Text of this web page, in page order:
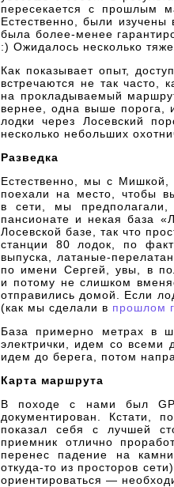
пересекается с прошлым
Естественно, были
была более-менее
:) Ожидалось несколько
Как показывает опыт,
встречаются не так часто,
на прокладываемый
вернее, одна выше порога,
лодки через Лосевский
несколько небольших
Разведка
Естественно, мы с Мишкой,
поехали на место, чтобы
в сети, мы
пансионате и некая база
Лосевской базе, так что
станции 80 лодок, по
выпуска, латаные-
по имени Сергей, увы, в
и потому не слишком
отправились домой. Если
(как мы сделали в прошлом
База примерно метрах в
электрички, идем со всеми
идем до берега, потом
Карта маршрута
В походе с нами был
документирован. Кстати,
показал себя с лучшей
приемник отлично
перенес падение на
откуда-то из просторов
ориентироваться —